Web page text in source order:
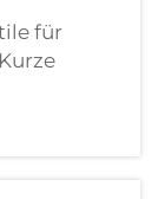
für